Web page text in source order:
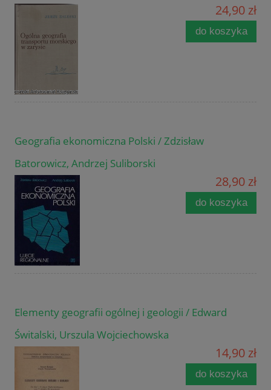
24,90 zł
do koszyka
Geografia ekonomiczna Polski / Zdzisław
Batorowicz, Andrzej Suliborski
28,90 zł
do koszyka
Elementy geografii ogólnej i geologii / Edward
Świtalski, Urszula Wojciechowska
14,90 zł
do koszyka